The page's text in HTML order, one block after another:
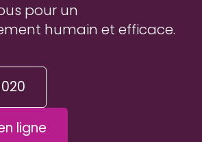
pour un
humain et efficace.
ligne